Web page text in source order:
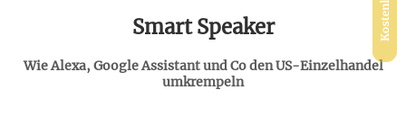
Smart Speaker
Wie Alexa, Google Assistant und Co den US-Einzelhandel
umkrempeln